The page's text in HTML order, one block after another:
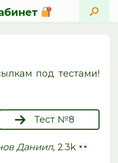
под тестами!
Тест №8
Даниил, 2.3k